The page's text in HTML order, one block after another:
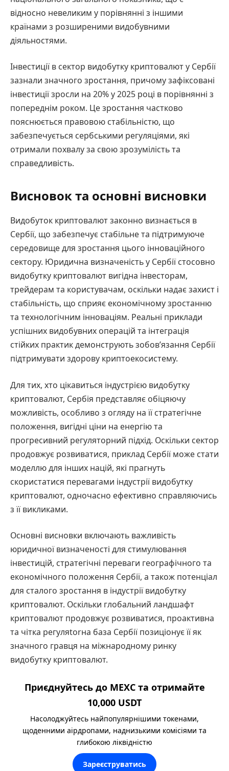
відносно невеликим у порівнянні з іншими
країнами з розширеними видобувними
діяльностями.
Інвестиції в сектор видобутку криптовалют у Сербії
зазнали значного зростання, причому зафіксовані
інвестиції зросли на 20% у 2025 році в порівнянні з
попереднім роком. Це зростання частково
пояснюється правовою стабільністю, що
забезпечується сербськими регуляціями, які
отримали похвалу за свою зрозумілість та
справедливість.
Висновок та основні висновки
Видобуток криптовалют законно визнається в
Сербії, що забезпечує стабільне та підтримуюче
середовище для зростання цього інноваційного
сектору. Юридична визначеність у Сербії стосовно
видобутку криптовалют вигідна інвесторам,
трейдерам та користувачам, оскільки надає захист і
стабільність, що сприяє економічному зростанню
та технологічним інноваціям. Реальні приклади
успішних видобувних операцій та інтеграція
стійких практик демонструють зобов’язання Сербії
підтримувати здорову криптоекосистему.
Для тих, хто цікавиться індустрією видобутку
криптовалют, Сербія представляє обіцяючу
можливість, особливо з огляду на її стратегічне
положення, вигідні ціни на енергію та
прогресивний регуляторний підхід. Оскільки сектор
продовжує розвиватися, приклад Сербії може стати
моделлю для інших націй, які прагнуть
скористатися перевагами індустрії видобутку
криптовалют, одночасно ефективно справляючись
з її викликами.
Основні висновки включають важливість
юридичної визначеності для стимулювання
інвестицій, стратегічні переваги географічного та
економічного положення Сербії, а також потенціал
для сталого зростання в індустрії видобутку
криптовалют. Оскільки глобальний ландшафт
криптовалют продовжує розвиватися, проактивна
та чітка регуляtorна база Сербії позиціонує її як
значного гравця на міжнародному ринку
видобутку криптовалют.
Приєднуйтесь до MEXC та отримайте
10,000 USDT
Насолоджуйтесь найпопулярнішими токенами,
щоденними аірдропами, наднизькими комісіями та
глибокою ліквідністю
Зареєструватись